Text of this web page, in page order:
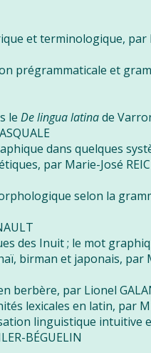
et terminologique, par
prégrammaticale et
leDe lingua latinade
dans quelques
par Marie-José
selon la
des Inuit ; le mot
birman et japonais, par
berbère, par Lionel
lexicales en latin, par
linguistique intuitive
BÉGUELIN